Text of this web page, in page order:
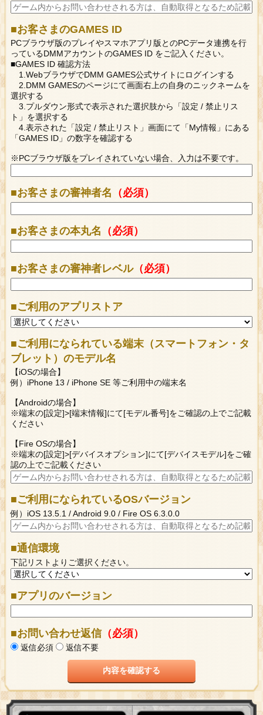
■お客さまのGAMES ID
PCブラウザ版のプレイやスマホアプリ版とのPCデータ連携を行
っているDMMアカウントのGAMES ID をご記入ください。
■GAMES ID 確認方法
1.WebブラウザでDMM GAMES公式サイトにログインする
2.DMM GAMESのページにて画面右上の自身のニックネームを
選択する
3.プルダウン形式で表示された選択肢から「設定 / 禁止リス
ト」を選択する
4.表示された「設定 / 禁止リスト」画面にて「My情報」にある
「GAMES ID」の数字を確認する
※PCブラウザ版をプレイされていない場合、入力は不要です。
■お客さまの審神者名 （必須）
■お客さまの本丸名 （必須）
■お客さまの審神者レベル（必須）
■ご利用のアプリストア
■ご利用になられている端末（スマートフォン・タ
ブレット）のモデル名
【iOSの場合】
例）iPhone 13 / iPhone SE 等ご利用中の端末名
【Androidの場合】
※端末の[設定]>[端末情報]にて[モデル番号]をご確認の上でご記載
ください
【Fire OSの場合】
※端末の[設定]>[デバイスオプション]にて[デバイスモデル]をご確
認の上でご記載ください
■ご利用になられているOSバージョン
例）iOS 13.5.1 / Android 9.0 / Fire OS 6.3.0.0
■通信環境
下記リストよりご選択ください。
■アプリのバージョン
■お問い合わせ返信（必須）
返信必須 返信不要
内容を確認する